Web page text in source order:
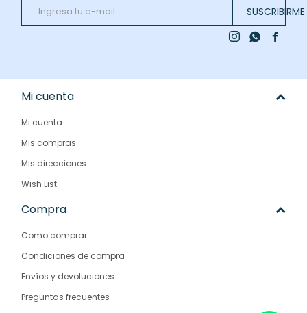
SUSCRIBIRME

 
Mi cuenta
Mi cuenta
Mis compras
Mis direcciones
Wish List
Compra
Como comprar
Condiciones de compra
Envíos y devoluciones
Preguntas frecuentes